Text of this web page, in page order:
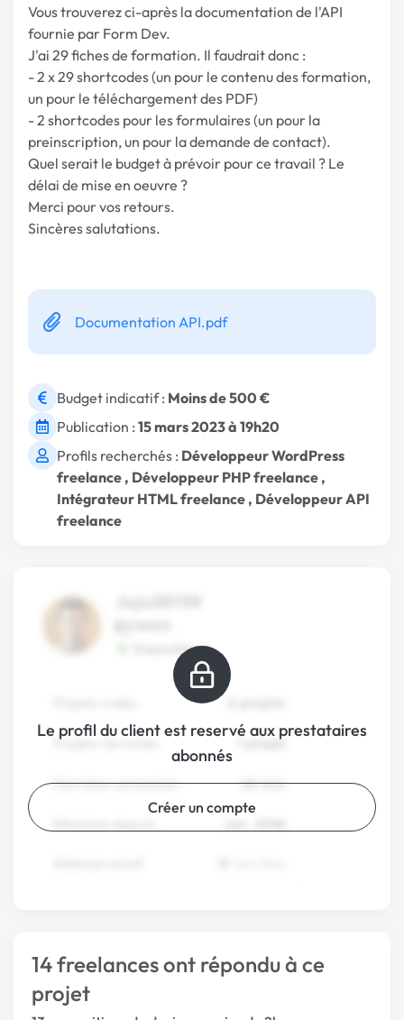
Vous trouverez ci-après la documentation de l'API
fournie par Form Dev.
J'ai 29 fiches de formation. Il faudrait donc :
- 2 x 29 shortcodes (un pour le contenu des formation,
un pour le téléchargement des PDF)
- 2 shortcodes pour les formulaires (un pour la
preinscription, un pour la demande de contact).
Quel serait le budget à prévoir pour ce travail ? Le
délai de mise en oeuvre ?
Merci pour vos retours.
Sincères salutations.
Documentation API.pdf
Budget indicatif : Moins de 500 €
Publication : 15 mars 2023 à 19h20
Profils recherchés : Développeur WordPress
freelance , Développeur PHP freelance ,
Intégrateur HTML freelance , Développeur API
freelance
Le profil du client est reservé aux prestataires
abonnés
Créer un compte
14 freelances ont répondu à ce
projet